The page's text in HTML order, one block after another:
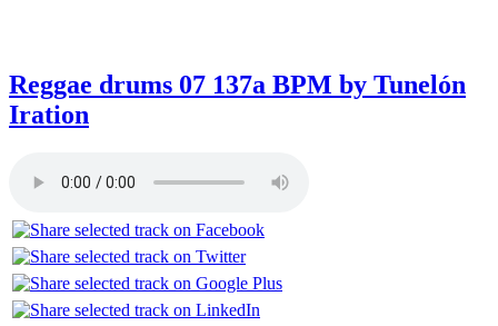
Reggae drums 07 137a BPM by Tunelón
Iration